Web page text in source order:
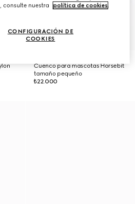
Cuenco para mascotas Horsebit
tamaño pequeño
₺22.000
consulte nuestra
política de cookies.
CONFIGURACIÓN DE
COOKIES